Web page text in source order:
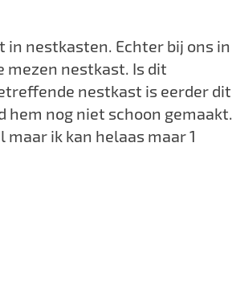
nestkasten. Echter bij ons in
mezen nestkast. Is dit
nestkast is eerder dit
hem nog niet schoon gemaakt.
ik kan helaas maar 1